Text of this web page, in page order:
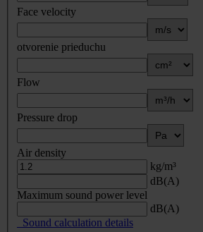
Face velocity
otvorenie prieduchu
Flow
Pressure drop
Air density
kg/m³
dB(A)
Maximum sound power level
dB(A)
Sound calculation details